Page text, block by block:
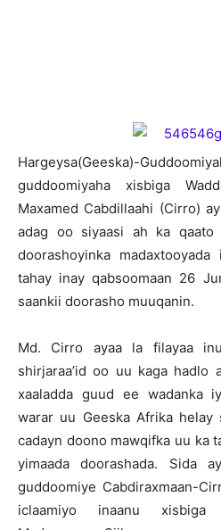
Hargeysa(Geeska)-
guddoomiyaha xisbiga
Maxamed Cabdillaahi (Cirro)
adag oo siyaasi ah ka
doorashoyinka
tahay inay qabsoomaan 26
saankii doorasho muuqanin.
Md. Cirro ayaa la filayaa
shirjaraa’id oo uu kaga hadlo
xaaladda guud ee wadanka
warar uu Geeska Afrika helay
cadayn doono mawqifka uu ka
yimaada doorashada. Sida
guddoomiye Cabdiraxmaan-
iclaamiyo inaanu xisbiga